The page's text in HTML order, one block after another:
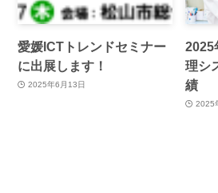
愛媛ICTトレンドセミナー
に出展します！
2025年6月13日
2025
理シ
績
2025